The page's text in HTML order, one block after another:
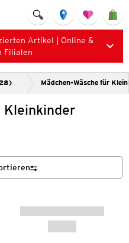
Artikel | Online &
Filialen
Mädchen-Wäsche für
Kleinkinder